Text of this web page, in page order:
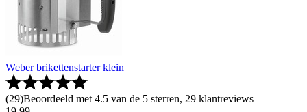
Weber brikettenstarter klein
(29)Beoordeeld met 4.5 van de 5 sterren, 29 klantreviews